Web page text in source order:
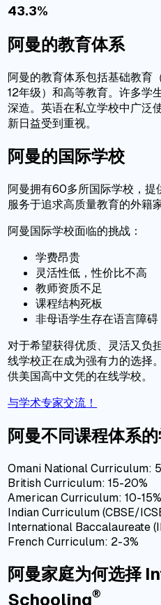
43.3%
阿曼的教育体系
阿曼的教育体系包括基础教育
12年级）和高等教育。许多学
深造。英语在私立学校中广泛
新日益受到重视。
阿曼的国际学校
阿曼拥有60多所国际学校，
服务于追求高质量教育的外籍家
阿曼国际学校面临的挑战：
学费昂贵
灵活性低，性价比不高
教师资质不足
课程结构死板
非母语学生存在语言障碍
对于希望获得优质、灵活又负
线学校正在成为强有力的选择
供美国高中文凭的在线学校。
与学术专家交流！
阿曼不同课程体系
Omani National Curriculum:
British Curriculum: 15-20%
American Curriculum: 10-15%
Indian Curriculum (CBSE/
International Baccalaureate
French Curriculum: 2-3%
阿曼家庭为何选择
Schooling®